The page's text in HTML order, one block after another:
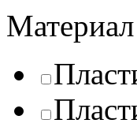
Материал